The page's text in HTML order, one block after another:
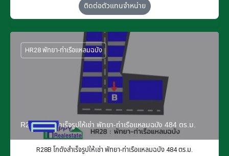
ติดต่อตัวแทนจำหน่าย
R28B โกดังสำเร็จรูปให้เช่า พัทยา-ท่าเรือแหลมฉบัง 484 ตร.ม.
HR28 พัทยา-ท่าเรือแหลมฉบัง
R28B โกดังสำเร็จรูปให้เช่า พัทยา-ท่าเรือแหลมฉบัง 484 ตร.ม.